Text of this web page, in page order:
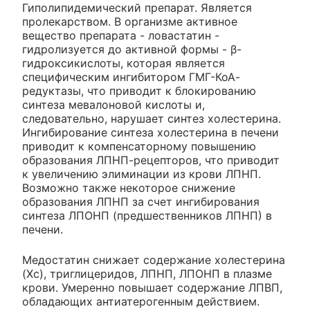
Гиполипидемический препарат. Является
пролекарством. В организме активное
вещество препарата - ловастатин -
гидролизуется до активной формы - β-
гидроксикислоты, которая является
специфическим ингибитором ГМГ-КоА-
редуктазы, что приводит к блокированию
синтеза мевалоновой кислоты и,
следовательно, нарушает синтез холестерина.
Ингибирование синтеза холестерина в печени
приводит к компенсаторному повышению
образования ЛПНП-рецепторов, что приводит
к увеличению элиминации из крови ЛПНП.
Возможно также некоторое снижение
образования ЛПНП за счет ингибирования
синтеза ЛПОНП (предшественников ЛПНП) в
печени.
Медостатин снижает содержание холестерина
(Хс), триглицеридов, ЛПНП, ЛПОНП в плазме
крови. Умеренно повышает содержание ЛПВП,
обладающих антиатерогенным действием.